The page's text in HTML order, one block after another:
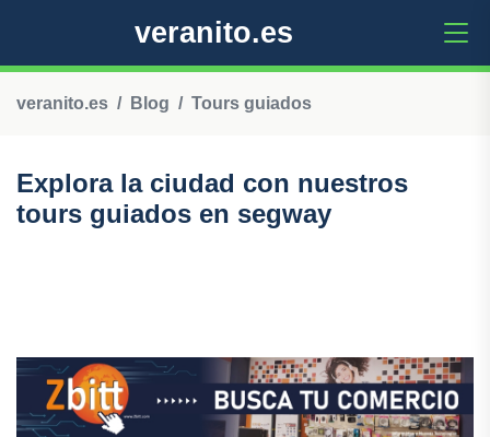
veranito.es
veranito.es Blog Tours guiados
Explora la ciudad con nuestros
tours guiados en segway